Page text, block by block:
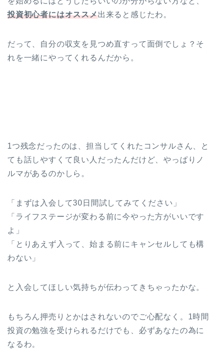
投資初心者にはオススメ出来ると感じたわ。
だって、自分の収支を見つめ直すって面倒でしょ？そ
れを一緒にやってくれるんだから。
1つ残念だったのは、担当してくれたコンサルさん、と
ても話しやすくて良い人だったんだけど、やっぱりノ
ルマがあるのかしら。
「まずは入会して30日間試してみてください」
「ライフステージが変わる前に今やった方がいいです
よ」
「とりあえず入って、始まる前にキャンセルしても構
わない」
と入会してほしい気持ちが伝わってきちゃったかな。
もちろん押売りとかはされないのでご心配なく。1時間
投資の勉強を受けられるだけでも、必ずあなたの為に
なるわ。
「資産1,000万円越え投資
投資の勉強はこれでOK！